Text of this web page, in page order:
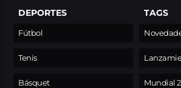
DEPORTES
Fútbol
Tenis
Básquet
TAGS
Mundial